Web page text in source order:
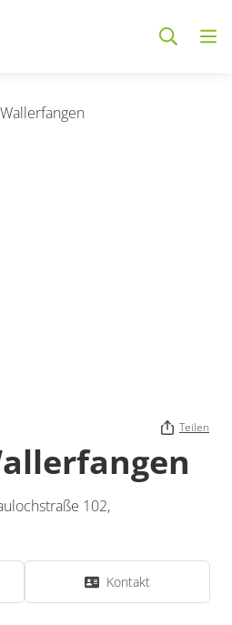
Teilen
102,
Kontakt